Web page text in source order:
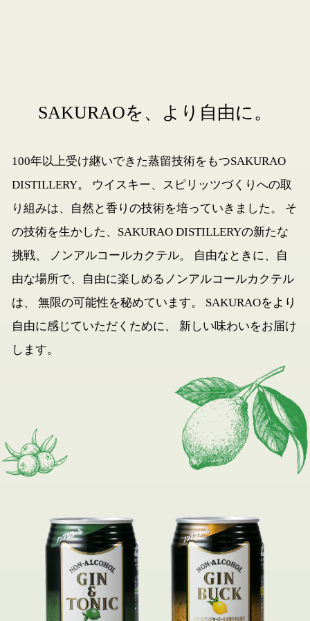
SAKURAOを、より自由に。
100年以上受け継いできた蒸留技術をもつSAKURAO
DISTILLERY。
ウイスキー、スピリッツづくりへの取
り組みは、自然と香りの技術を培っていきました。
そ
の技術を生かした、SAKURAO DISTILLERYの新たな
挑戦、
ノンアルコールカクテル。
自由なときに、自
由な場所で、自由に楽しめるノンアルコールカクテル
は、
無限の可能性を秘めています。
SAKURAOをより
自由に感じていただくために、
新しい味わいをお届け
します。